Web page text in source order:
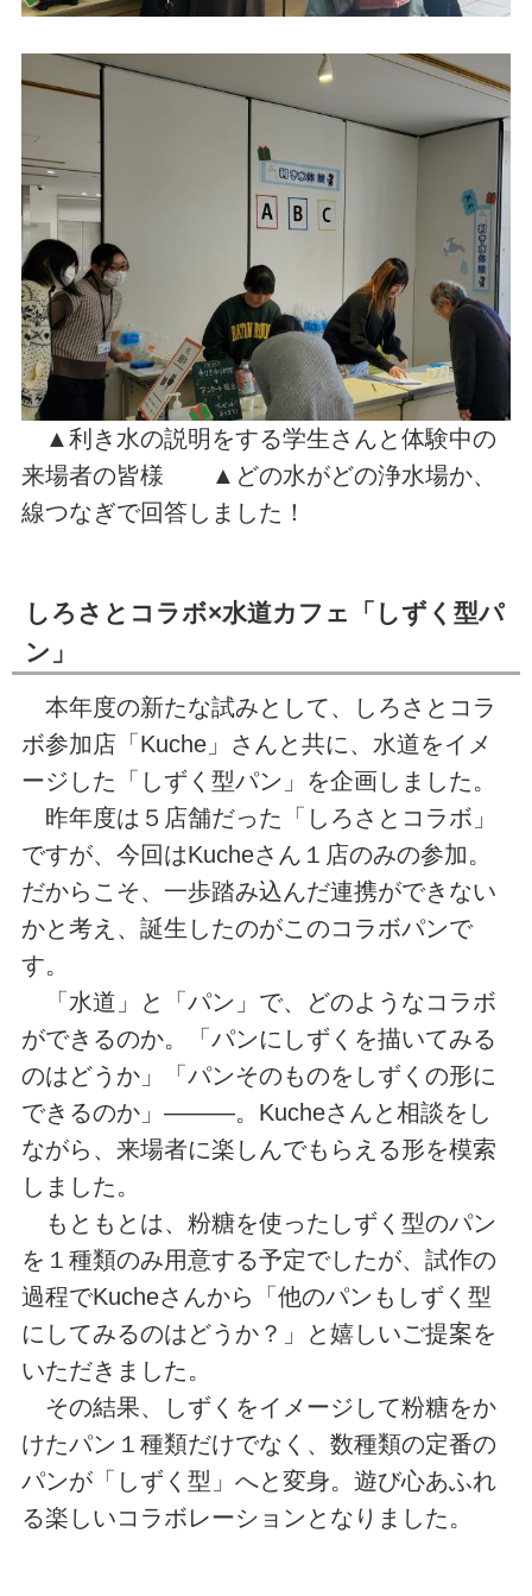
▲利き水の説明をする学生さんと体験中の
来場者の皆様 ▲どの水がどの浄水場か、
線つなぎで回答しました！
しろさとコラボ×水道カフェ「しずく型パ
ン」
本年度の新たな試みとして、しろさとコラ
ボ参加店「Kuche」さんと共に、水道をイメ
ージした「しずく型パン」を企画しました。
昨年度は５店舗だった「しろさとコラボ」
ですが、今回はKucheさん１店のみの参加。
だからこそ、一歩踏み込んだ連携ができない
かと考え、誕生したのがこのコラボパンで
す。
「水道」と「パン」で、どのようなコラボ
ができるのか。「パンにしずくを描いてみる
のはどうか」「パンそのものをしずくの形に
できるのか」―――。Kucheさんと相談をし
ながら、来場者に楽しんでもらえる形を模索
しました。
もともとは、粉糖を使ったしずく型のパン
を１種類のみ用意する予定でしたが、試作の
過程でKucheさんから「他のパンもしずく型
にしてみるのはどうか？」と嬉しいご提案を
いただきました。
その結果、しずくをイメージして粉糖をか
けたパン１種類だけでなく、数種類の定番の
パンが「しずく型」へと変身。遊び心あふれ
る楽しいコラボレーションとなりました。